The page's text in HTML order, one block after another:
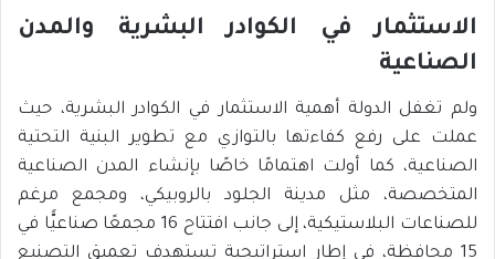
الاستثمار في الكوادر البشرية والمدن
الصناعية
ولم تغفل الدولة أهمية الاستثمار في الكوادر البشرية، حيث
عملت على رفع كفاءتها بالتوازي مع تطوير البنية التحتية
الصناعية، كما أولت اهتمامًا خاصًا بإنشاء المدن الصناعية
المتخصصة، مثل مدينة الجلود بالروبيكي، ومجمع مرغم
للصناعات البلاستيكية، إلى جانب افتتاح 16 مجمعًا صناعيًّا في
15 محافظة، في إطار استراتيجية تستهدف تعميق التصنيع